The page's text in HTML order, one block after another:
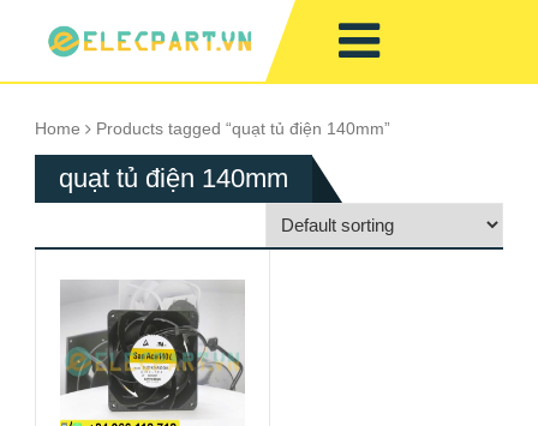
Home Products tagged “quạt tủ điện 140mm”
quạt tủ điện 140mm